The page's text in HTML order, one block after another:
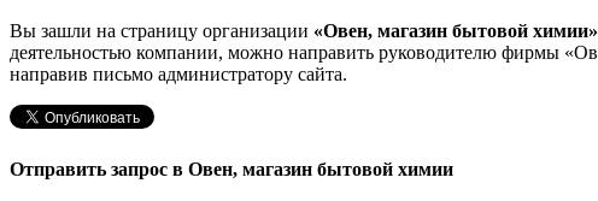
Вы зашли на страницу организации «Овен, магазин бытовой химии»
деятельностью компании, можно направить руководителю фирмы
направив письмо администратору сайта.
Отправить запрос в Овен, магазин бытовой химии